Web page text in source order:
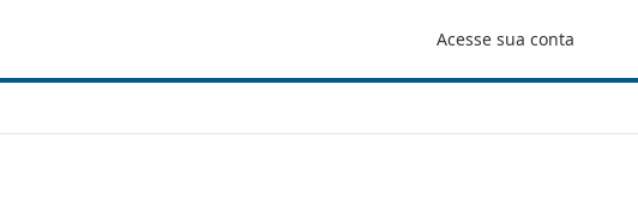
Acesse sua conta